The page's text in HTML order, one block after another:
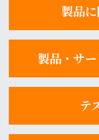
製品
製品・サ
テ